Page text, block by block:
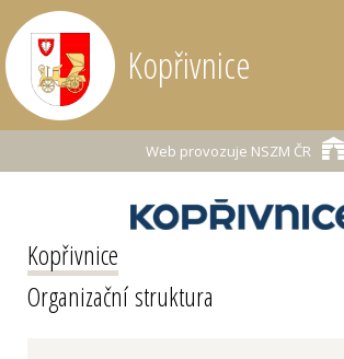
Kopřivnice
Web provozuje NSZM ČR
Kopřivnice
Organizační struktura